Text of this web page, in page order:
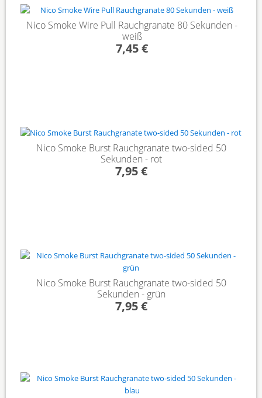
Nico Smoke Wire Pull Rauchgranate 80 Sekunden -
weiß
7,45 €
Nico Smoke Burst Rauchgranate two-sided 50
Sekunden - rot
7,95 €
Nico Smoke Burst Rauchgranate two-sided 50
Sekunden - grün
7,95 €